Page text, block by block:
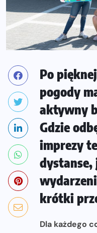
Po
pogody
aktywny
Gdzie
imprezy
krótki
Dla każdego